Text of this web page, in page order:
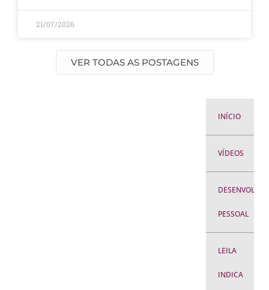
21/07/2026
VER TODAS AS POSTAGENS
INÍCIO
VÍDEOS
PESSOAL
LEILA
INDICA